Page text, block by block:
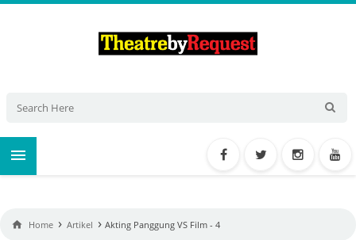

 Home › Artikel › Akting Panggung VS Film - 4